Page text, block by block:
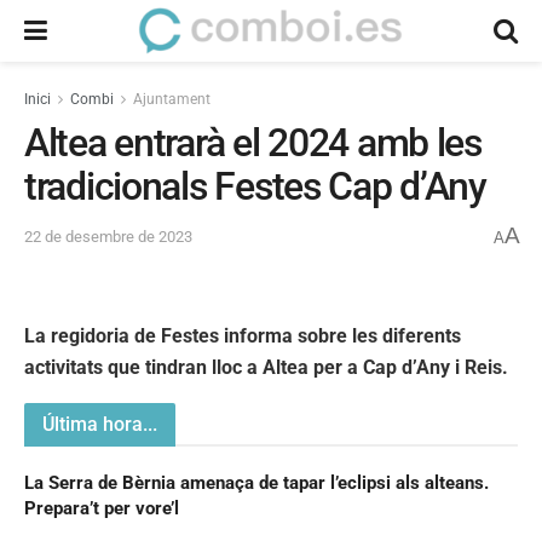
Inici Combi Ajuntament
Altea entrarà el 2024 amb les
tradicionals Festes Cap d’Any
22 de desembre de 2023 AA
La regidoria de Festes informa sobre les diferents
activitats que tindran lloc a Altea per a Cap d’Any i Reis.
Última hora...
La Serra de Bèrnia amenaça de tapar l’eclipsi als alteans.
Prepara’t per vore’l